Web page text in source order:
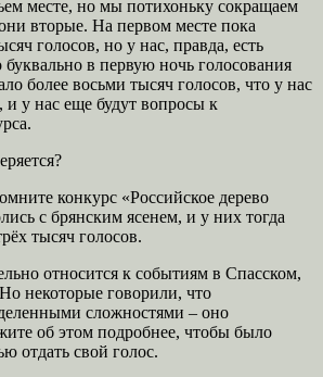
месте, но мы потихоньку сокращаем
вторые. На первом месте пока
голосов, но у нас, правда, есть
в первую ночь голосования
более восьми тысяч голосов, что у нас
и у нас еще будут вопросы к
конкурс «Российское дерево
с брянским ясенем, и у них тогда
тысяч голосов.
относится к событиям в Спасском,
некоторые говорили, что
сложностями – оно
об этом подробнее, чтобы было
отдать свой голос.